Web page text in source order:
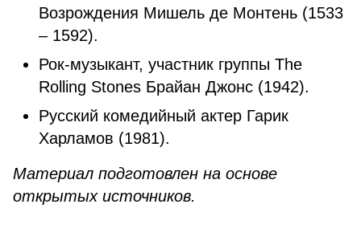
Возрождения Мишель де Монтень (1533
– 1592).
Рок-музыкант, участник группы The
Rolling Stones Брайан Джонс (1942).
Русский комедийный актер Гарик
Харламов (1981).
Материал подготовлен на основе
открытых источников.